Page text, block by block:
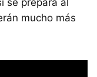
mucho más